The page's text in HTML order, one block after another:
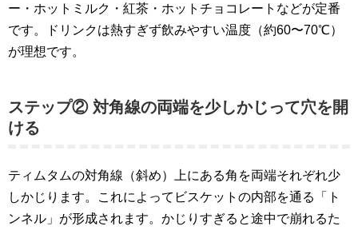
ー・ホットミルク・紅茶・ホットチョコレートなどが定番
です。ドリンクは熱すぎず飲みやすい温度（約60〜70℃）
が理想です。
ステップ② 対角線の両端を少しかじって穴を開
ける
ティムタムの対角線（斜め）上にある角を両端それぞれ少
しかじります。これによってビスケットの内部を通る「ト
ンネル」が形成されます。かじりすぎると途中で崩れるた